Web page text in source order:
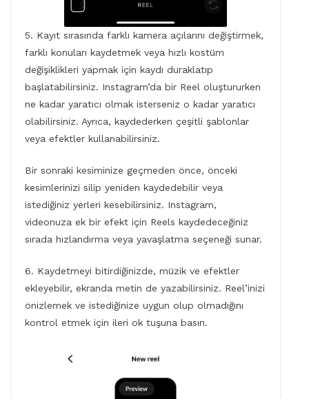
5. Kayıt sırasında farklı kamera açılarını değiştirmek,
farklı konuları kaydetmek veya hızlı kostüm
değişiklikleri yapmak için kaydı duraklatıp
başlatabilirsiniz. Instagram’da bir Reel oluştururken
ne kadar yaratıcı olmak isterseniz o kadar yaratıcı
olabilirsiniz. Ayrıca, kaydederken çeşitli şablonlar
veya efektler kullanabilirsiniz.
Bir sonraki kesiminize geçmeden önce, önceki
kesimlerinizi silip yeniden kaydedebilir veya
istediğiniz yerleri kesebilirsiniz. Instagram,
videonuza ek bir efekt için Reels kaydedeceğiniz
sırada hızlandırma veya yavaşlatma seçeneği sunar.
6. Kaydetmeyi bitirdiğinizde, müzik ve efektler
ekleyebilir, ekranda metin de yazabilirsiniz. Reel’inizi
önizlemek ve istediğinize uygun olup olmadığını
kontrol etmek için ileri ok tuşuna basın.